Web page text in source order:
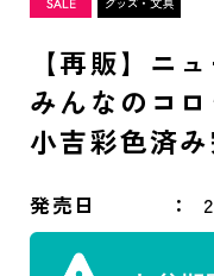
【再販】ニ
みんなのコ
小吉彩色済
発売日